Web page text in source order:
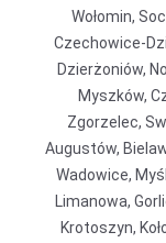
Wołomin,
Czechowice-
Dzierżoniów,
Myszków,
Zgorzelec,
Augustów,
Wadowice,
Limanowa,
Krotoszyn,